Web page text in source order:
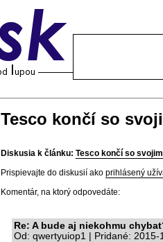
Tesco končí so
Diskusia k článku: Tesco končí so
Prispievajte do diskusií ako prihlásený
Komentár, na ktorý odpovedáte:
Re: A bude aj niekohmu
Od: qwertyuiop1 | Pridané: 2015-